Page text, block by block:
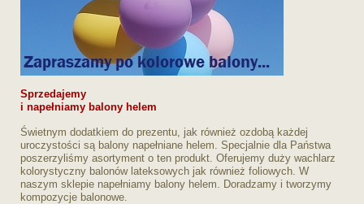
Sprzedajemy
i napełniamy balony helem
Świetnym dodatkiem do prezentu, jak również ozdobą każdej
uroczystości są balony napełniane helem. Specjalnie dla Państwa
poszerzyliśmy asortyment o ten produkt. Oferujemy duży wachlarz
kolorystyczny balonów lateksowych jak również foliowych. W
naszym sklepie napełniamy balony helem. Doradzamy i tworzymy
kompozycje balonowe.